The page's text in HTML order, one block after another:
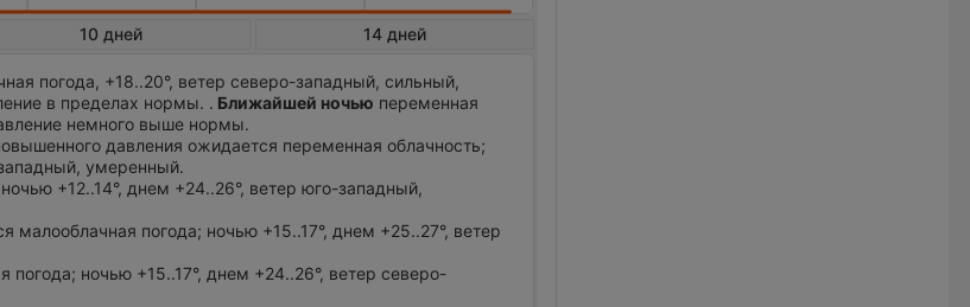
10 дней 14 дней
погода, +18..20°, ветер северо-западный, сильный,
в пределах нормы. . Ближайшей ночью переменная
немного выше нормы.
давления ожидается переменная облачность;
умеренный.
+12..14°, днем +24..26°, ветер юго-западный,
малооблачная погода; ночью +15..17°, днем +25..27°, ветер
погода; ночью +15..17°, днем +24..26°, ветер северо-